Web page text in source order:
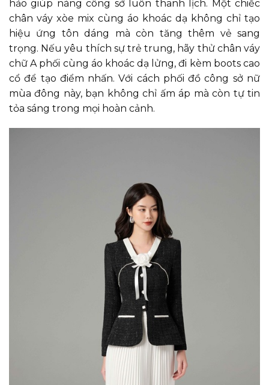
hảo giúp nàng công sở luôn thanh lịch. Một chiếc
chân váy xòe mix cùng áo khoác dạ không chỉ tạo
hiệu ứng tôn dáng mà còn tăng thêm vẻ sang
trọng. Nếu yêu thích sự trẻ trung, hãy thử chân váy
chữ A phối cùng áo khoác dạ lửng, đi kèm boots cao
cổ để tạo điểm nhấn. Với cách phối đồ công sở nữ
mùa đông này, bạn không chỉ ấm áp mà còn tự tin
tỏa sáng trong mọi hoàn cảnh.